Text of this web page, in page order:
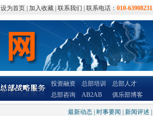
设为首页 加入收藏 联系我们 | 联系电话： 010-63908231
投资融资
总部咨询
总部培训
AB2AB
总部人才
俱乐部博客
最新动态 时事要闻 新闻评述